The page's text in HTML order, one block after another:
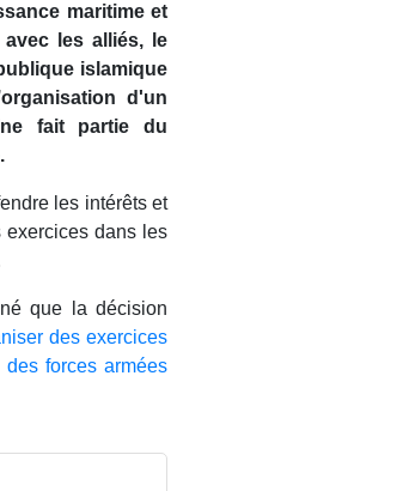
maritime et
les alliés, le
islamique
d'un
fait partie du
les intérêts et
exercices dans les
que la décision
des exercices
forces armées